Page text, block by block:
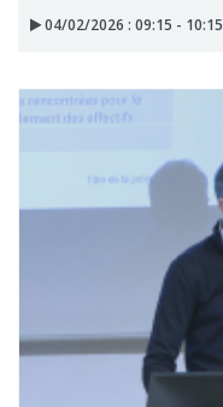
04/02/2026 : 09:15 - 10:15